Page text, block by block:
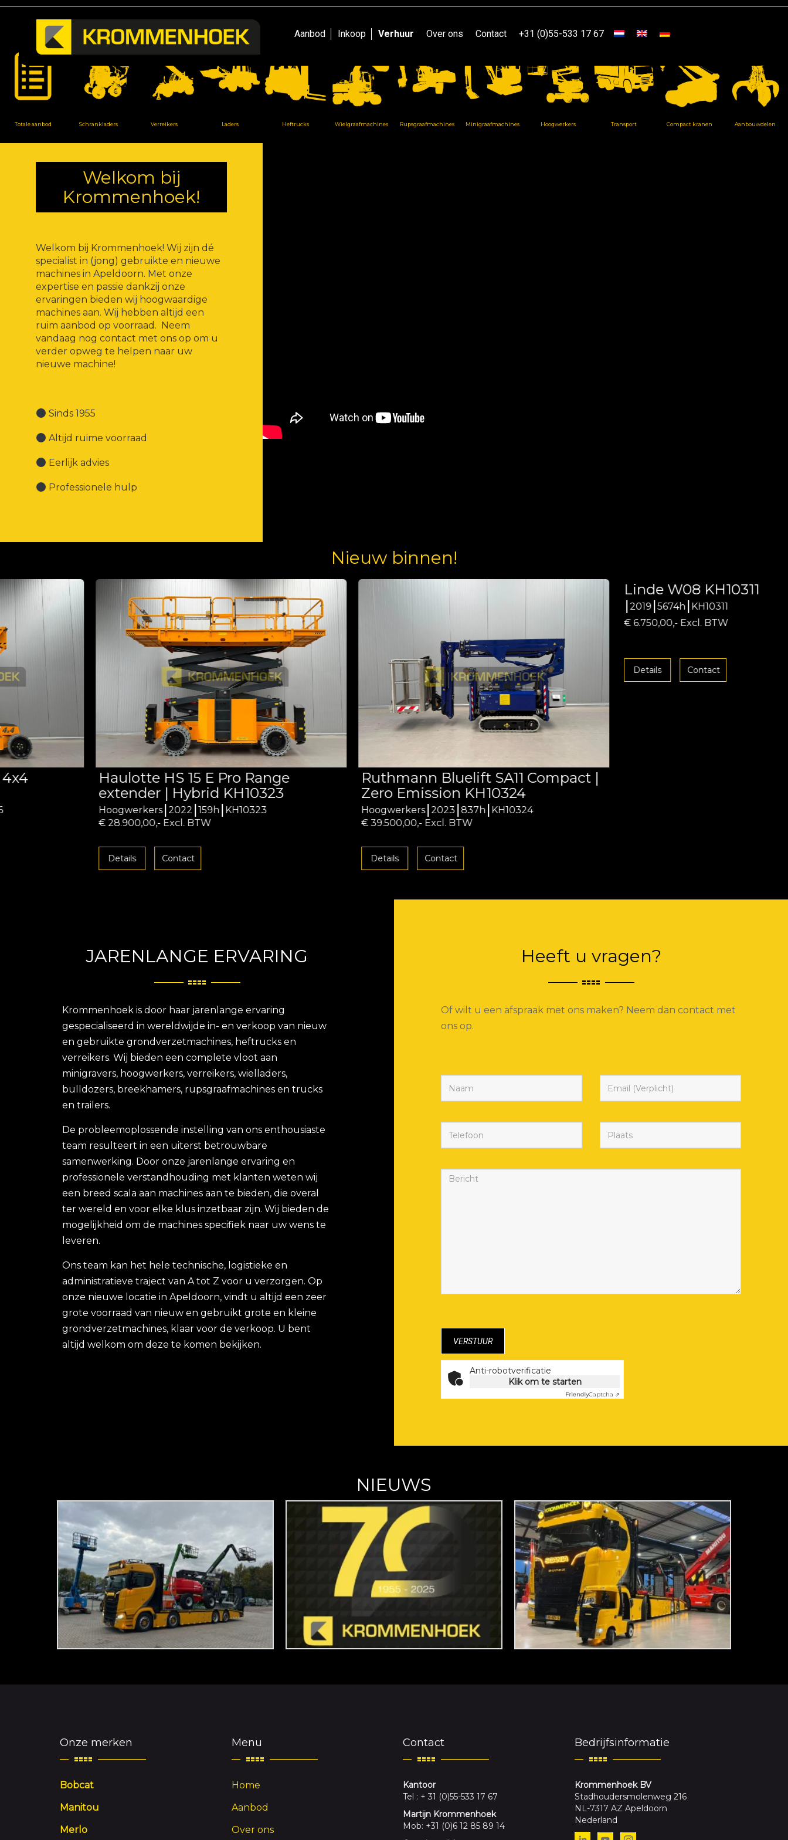
Aanbod Inkoop Verhuur Over ons Contact +31 (0)55-533 17 67
Ontdek onze ruime voorraad.
Totale aanbod Schrankladers Verreikers Laders Heftrucks Wielgraafmachines Rupsgraafmachines Minigraafmachines Hoogwerkers Transport Compact kranen Aanbouwdelen
Welkom bij
Krommenhoek!
Welkom bij Krommenhoek! Wij zijn dé
specialist in (jong) gebruikte en nieuwe
machines in Apeldoorn. Met onze
expertise en passie dankzij onze
ervaringen bieden wij hoogwaardige
machines aan. Wij hebben altijd een
ruim aanbod op voorraad. Neem
vandaag nog contact met ons op om u
verder opweg te helpen naar uw
nieuwe machine!
Sinds 1955
Altijd ruime voorraad
Eerlijk advies
Professionele hulp
Nieuw binnen!
Haulotte HS 15 E Pro Range
extender | Hybrid KH10323
2022 159h KH10323
€ 28.900,00,- Excl. BTW
Ruthmann Bluelift SA11 Compact |
Zero Emission KH10324
2023 837h KH10324
€ 39.500,00,- Excl. BTW
Linde W08 KH10311
KH10311
€ 6.750,00,- Excl. BTW
Details
JARENLANGE ERVARING
Krommenhoek is door haar jarenlange ervaring
gespecialiseerd in wereldwijde in- en verkoop van nieuw
en gebruikte grondverzetmachines, heftrucks en
verreikers. Wij bieden een complete vloot aan
minigravers, hoogwerkers, verreikers, wielladers,
bulldozers, breekhamers, rupsgraafmachines en trucks
en trailers.
De probleemoplossende instelling van ons enthousiaste
team resulteert in een uiterst betrouwbare
samenwerking. Door onze jarenlange ervaring en
professionele verstandhouding met klanten weten wij
een breed scala aan machines aan te bieden, die overal
ter wereld en voor elke klus inzetbaar zijn. Wij bieden de
mogelijkheid om de machines specifiek naar uw wens te
leveren.
Ons team kan het hele technische, logistieke en
administratieve traject van A tot Z voor u verzorgen. Op
onze nieuwe locatie in Apeldoorn, vindt u altijd een zeer
grote voorraad van nieuw en gebruikt grote en kleine
grondverzetmachines, klaar voor de verkoop. U bent
altijd welkom om deze te komen bekijken.
Heeft u vragen?
Of wilt u een afspraak met ons maken? Neem dan contact met
ons op.
Anti-robotverificatie
Klik om te starten
FriendlyCaptcha ⇗
NIEUWS
Onze merken
Bobcat
Manitou
Merlo
Menu
Home
Aanbod
Over ons
Contact
Kantoor
Tel : + 31 (0)55-533 17 67
Martijn Krommenhoek
Mob: +31 (0)6 12 85 89 14
Bedrijfsinformatie
Krommenhoek BV
Stadhoudersmolenweg 216
NL-7317 AZ Apeldoorn
Nederland